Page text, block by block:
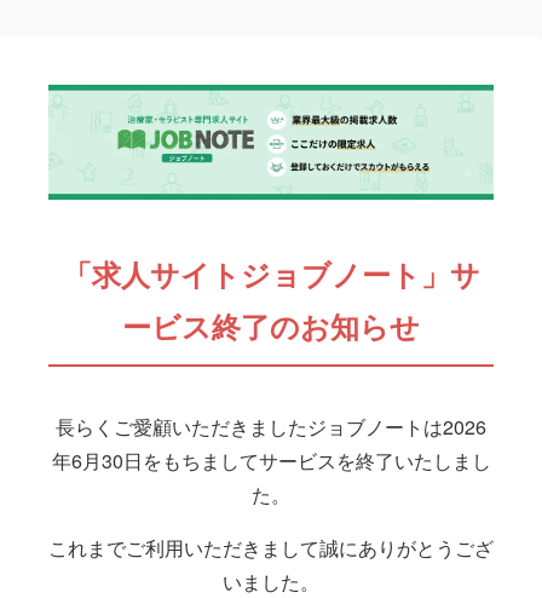
「求人サイトジョブノート」サ
ービス終了のお知らせ
長らくご愛顧いただきましたジョブノートは2026
年6月30日をもちましてサービスを終了いたしまし
た。
これまでご利用いただきまして誠にありがとうござ
いました。